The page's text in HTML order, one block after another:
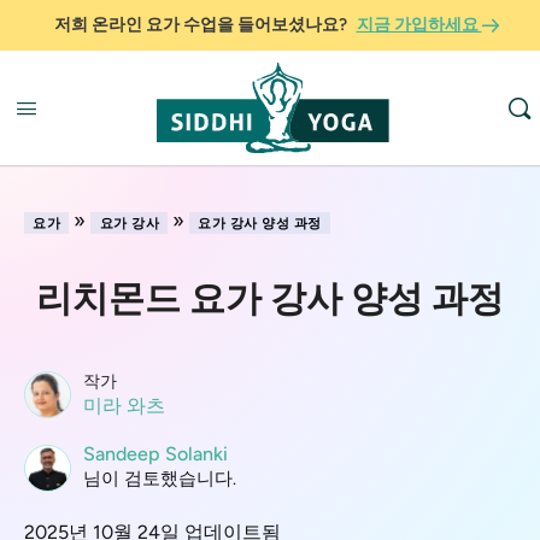
저희 온라인 요가 수업을 들어보셨나요? 지금 가입하세요
요가 » 요가 강사 » 요가 강사 양성 과정
리치몬드 요가 강사 양성 과정
작가
미라 와츠
Sandeep Solanki
님이 검토했습니다.
2025년 10월 24일 업데이트됨